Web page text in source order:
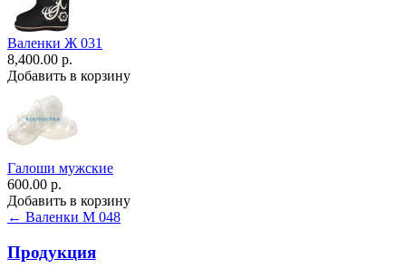
Валенки Ж 031
8,400.00 р.
Добавить в корзину
Галоши мужские
600.00 р.
Добавить в корзину
← Валенки М 048
Продукция